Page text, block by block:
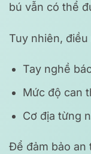
bú vẫn có thể
Tuy nhiên,
Tay nghề
Mức độ can
Cơ địa từng
Để đảm bảo an